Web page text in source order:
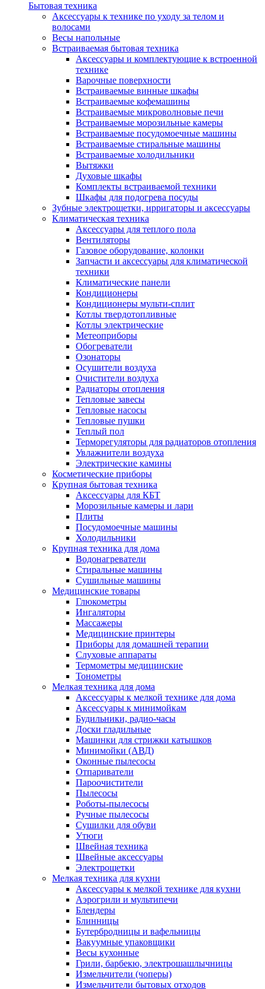
Бытовая техника
Аксессуары к технике по уходу за телом и
волосами
Весы напольные
Встраиваемая бытовая техника
Аксессуары и комплектующие к встроенной
технике
Варочные поверхности
Встраиваемые винные шкафы
Встраиваемые кофемашины
Встраиваемые микроволновые печи
Встраиваемые морозильные камеры
Встраиваемые посудомоечные машины
Встраиваемые стиральные машины
Встраиваемые холодильники
Вытяжки
Духовые шкафы
Комплекты встраиваемой техники
Шкафы для подогрева посуды
Зубные электрощетки, ирригаторы и аксессуары
Климатическая техника
Аксессуары для теплого пола
Вентиляторы
Газовое оборудование, колонки
Запчасти и аксессуары для климатической
техники
Климатические панели
Кондиционеры
Кондиционеры мульти-сплит
Котлы твердотопливные
Котлы электрические
Метеоприборы
Обогреватели
Озонаторы
Осушители воздуха
Очистители воздуха
Радиаторы отопления
Тепловые завесы
Тепловые насосы
Тепловые пушки
Теплый пол
Терморегуляторы для радиаторов отопления
Увлажнители воздуха
Электрические камины
Косметические приборы
Крупная бытовая техника
Аксессуары для КБТ
Морозильные камеры и лари
Плиты
Посудомоечные машины
Холодильники
Крупная техника для дома
Водонагреватели
Стиральные машины
Сушильные машины
Медицинские товары
Глюкометры
Ингаляторы
Массажеры
Медицинские принтеры
Приборы для домашней терапии
Слуховые аппараты
Термометры медицинские
Тонометры
Мелкая техника для дома
Аксессуары к мелкой технике для дома
Аксессуары к минимойкам
Будильники, радио-часы
Доски гладильные
Машинки для стрижки катышков
Минимойки (АВД)
Оконные пылесосы
Отпариватели
Пароочистители
Пылесосы
Роботы-пылесосы
Ручные пылесосы
Сушилки для обуви
Утюги
Швейная техника
Швейные аксессуары
Электрощетки
Мелкая техника для кухни
Аксессуары к мелкой технике для кухни
Аэрогрили и мультипечи
Блендеры
Блинницы
Бутербродницы и вафельницы
Вакуумные упаковщики
Весы кухонные
Грили, барбекю, электрошашлычницы
Измельчители (чоперы)
Измельчители бытовых отходов